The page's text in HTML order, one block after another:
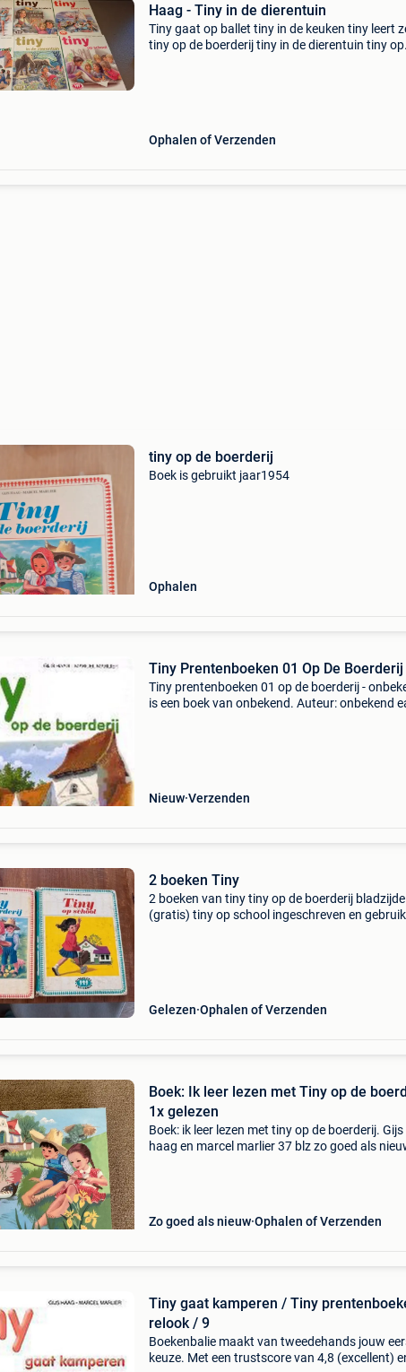
Haag - Tiny in de dierentuin
Tiny gaat op ballet tiny in de keuken tiny leert
tiny op de boerderij tiny in de dierentuin tiny op
Ophalen of Verzenden
tiny op de boerderij
Boek is gebruikt jaar1954
Ophalen
Tiny Prentenboeken 01 Op De Boerderij
Tiny prentenboeken 01 op de boerderij -
is een boek van onbekend. Auteur: onbekend
Nieuw Verzenden
2 boeken Tiny
2 boeken van tiny tiny op de boerderij
(gratis) tiny op school ingeschreven en
Gelezen Ophalen of Verzenden
Boek: Ik leer lezen met Tiny op de
1x gelezen
Boek: ik leer lezen met tiny op de boerderij. Gijs
haag en marcel marlier 37 blz zo goed als
Zo goed als nieuw Ophalen of Verzenden
Tiny gaat kamperen / Tiny
relook / 9
Boekenbalie maakt van tweedehands jouw
keuze. Met een trustscore van 4,8 (excellent)